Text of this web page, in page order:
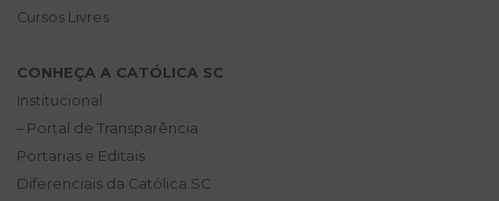
Cursos Livres
CONHEÇA A CATÓLICA SC
Institucional
– Portal de Transparência
Portarias e Editais
Diferenciais da Católica SC